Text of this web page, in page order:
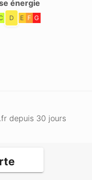
énergie
D E F G
depuis 30 jours